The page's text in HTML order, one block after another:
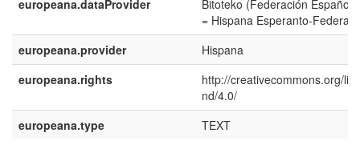
europeana.dataProvider
Bitoteko (Federación
= Hispana Esperanto-
europeana.provider
Hispana
europeana.rights
http://creativecommons.org/
nd/4.0/
europeana.type
TEXT